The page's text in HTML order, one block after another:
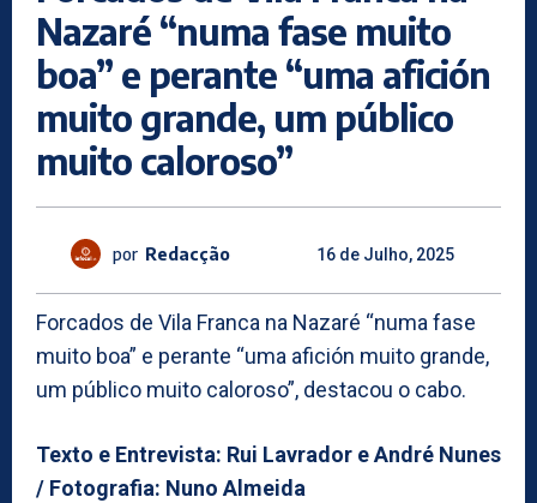
Nazaré “numa fase muito
boa” e perante “uma afición
muito grande, um público
muito caloroso”
por Redacção 16 de Julho, 2025
Forcados de Vila Franca na Nazaré “numa fase
muito boa” e perante “uma afición muito grande,
um público muito caloroso”, destacou o cabo.
Texto e Entrevista: Rui Lavrador e André Nunes
/ Fotografia: Nuno Almeida